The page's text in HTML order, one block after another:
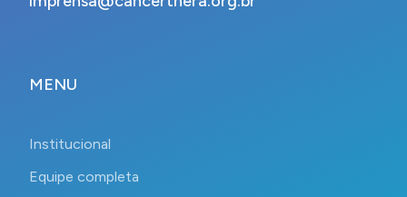
MENU
Institucional
Equipe completa